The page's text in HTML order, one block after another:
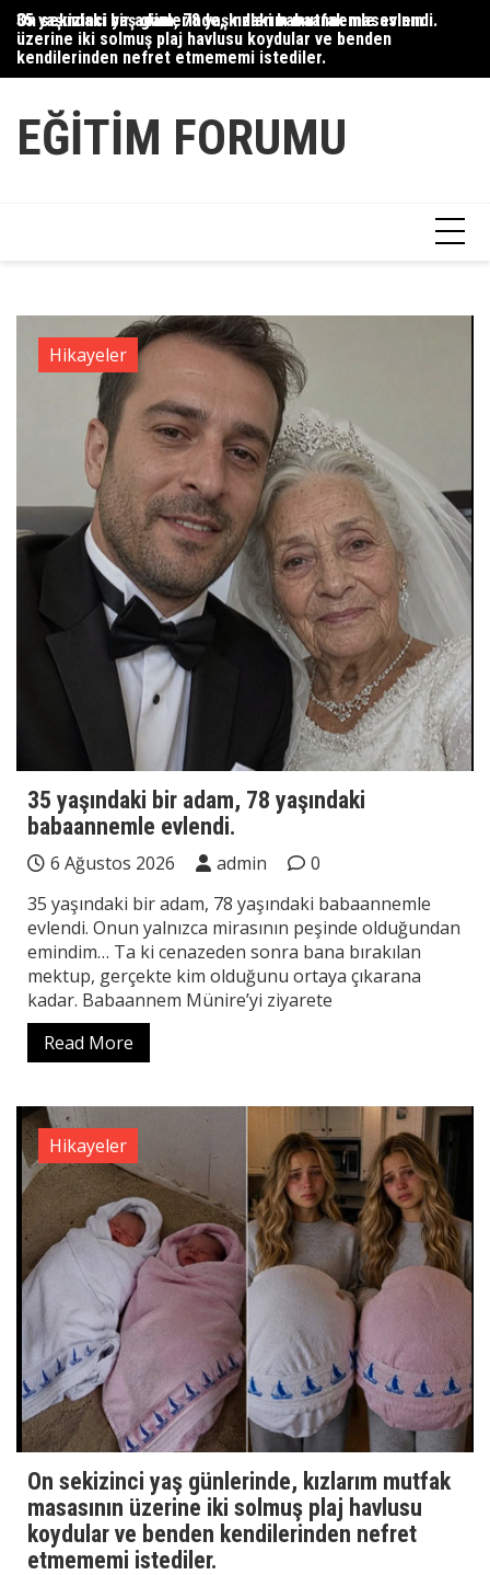
Skip
content
35 yaşındaki bir adam, 78 yaşındaki babaannemle evlendi.
On sekizinci yaş günlerinde, kızlarım mutfak masasının
üzerine iki solmuş plaj havlusu koydular ve benden
kendilerinden nefret etmememi istediler.
EĞITIM FORUMU
Hikayeler
35 yaşındaki bir adam, 78 yaşındaki
babaannemle evlendi.
6 Ağustos 2026 admin
0
35 yaşındaki bir adam, 78 yaşındaki babaannemle
evlendi. Onun yalnızca mirasının peşinde olduğundan
emindim… Ta ki cenazeden sonra bana bırakılan
mektup, gerçekte kim olduğunu ortaya çıkarana
kadar. Babaannem Münire’yi ziyarete
Read More
Hikayeler
On sekizinci yaş günlerinde, kızlarım mutfak
masasının üzerine iki solmuş plaj havlusu
koydular ve benden kendilerinden nefret
etmememi istediler.